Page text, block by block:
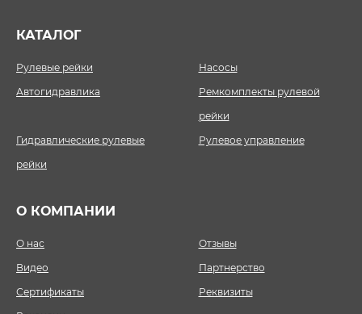
КАТАЛОГ
Рулевые рейки
Насосы
Автогидравлика
Ремкомплекты рулевой
рейки
Гидравлические рулевые
рейки
Рулевое управление
О КОМПАНИИ
О нас
Отзывы
Видео
Партнерство
Сертификаты
Реквизиты